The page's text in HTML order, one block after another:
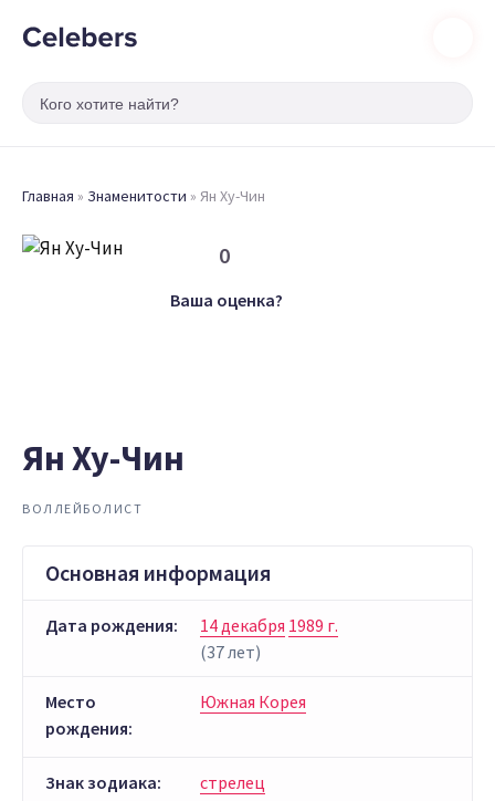
Главная » Знаменитости » Ян Ху-Чин
0
Ваша оценка?
Ян Ху-Чин
ВОЛЛЕЙБОЛИСТ
Основная информация
Дата рождения: 14 декабря 1989 г.
(37 лет)
Место
рождения:
Южная Корея
Знак зодиака: стрелец